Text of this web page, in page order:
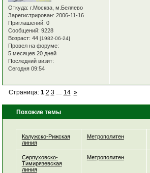
Откуда: г.Москва, м.Беляево
Зарегистрирован: 2006-11-16
Приглашений: 0
Сообщений: 9228
Возраст: 44[1982-06-24]
Провел на форуме:
5 месяцев 20 дней
Последний визит:
Сегодня 09:54
Страница: 1 2 3 … 14 »
Похожие темы
Калужско-Рижская
линия
Метрополитен
Серпуховско-
Тимирязевская
линия
Метрополитен